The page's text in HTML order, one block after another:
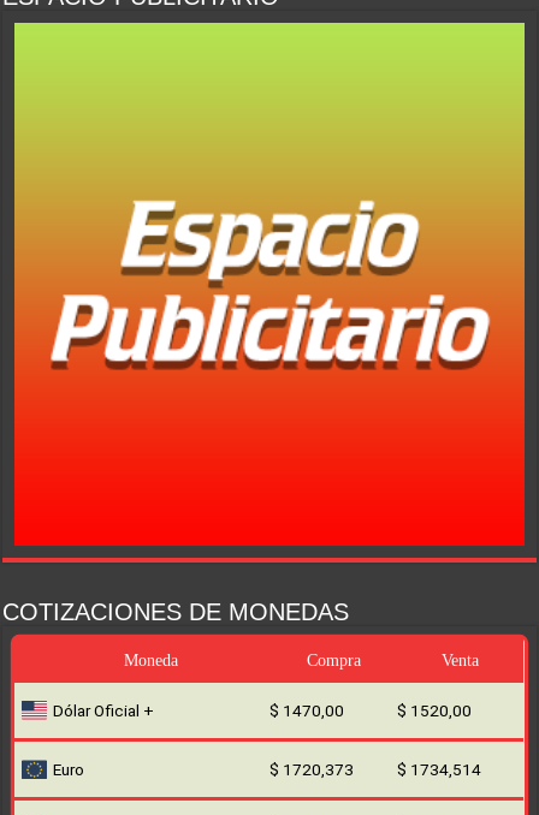
COTIZACIONES DE MONEDAS
Moneda Compra Venta
Dólar Oficial + $ 1470,00 $ 1520,00
Euro $ 1720,373 $ 1734,514